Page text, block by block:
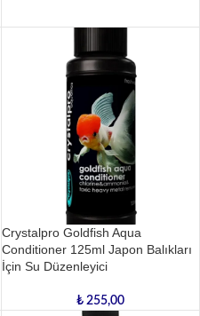
Crystalpro Goldfish Aqua
Conditioner 125ml Japon Balıkları
İçin Su Düzenleyici
₺255,00